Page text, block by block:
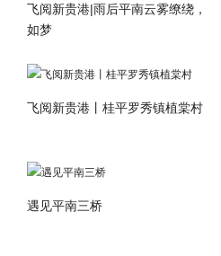
飞阅新贵港|雨后平南云雾缭绕，
如梦
飞阅新贵港丨桂平罗秀镇植棠村
遇见平南三桥